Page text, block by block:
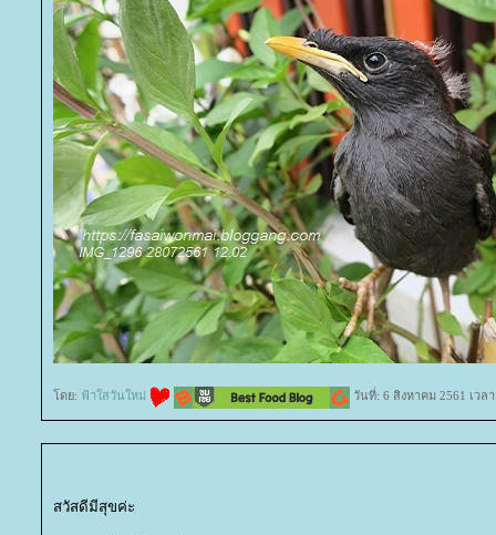
ดย: ฟ้าใสวันใหม่ วันที่: 6 สิงหาคม 2561 เวล
สวัสดีมีสุขค่ะ